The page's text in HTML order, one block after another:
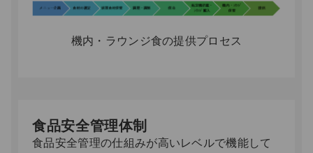
機内・ラウンジ食の提供プロセス
食品安全管理体制
食品安全管理の仕組みが高いレベルで機能して